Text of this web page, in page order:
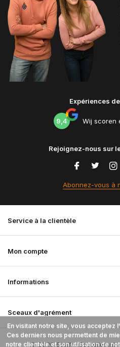
Expériences
9,4 Wij scoren
Rejoignez-nous sur
Abonnez-vous à
Service à la clientèle
Mon compte
Informations
Sceaux d'agrément
© 2026 StoffenBestellen.nl
En visitant notre site, vous
Ces derniers nous permettent de
notre clientèle et son utilisation de